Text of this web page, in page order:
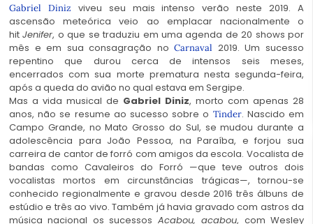
Gabriel Diniz
viveu seu mais intenso verão neste 2019. A
ascensão meteórica veio ao emplacar nacionalmente o
hitJenifer, o que se traduziu em uma agenda de 20 shows por
mês e em sua consagração noCarnaval 2019. Um sucesso
repentino que durou cerca de intensos seis meses,
encerrados com sua morte prematura nesta segunda-feira,
após a queda do avião no qual estava em Sergipe.
Mas a vida musical de Gabriel Diniz, morto com apenas 28
anos, não se resume ao sucesso sobre o Tinder. Nascido em
Campo Grande, no Mato Grosso do Sul, se mudou durante a
adolescência para João Pessoa, na Paraíba, e forjou sua
carreira de cantor de forró com amigos da escola. Vocalista de
bandas como Cavaleiros do Forró —que teve outros dois
vocalistas mortos em circunstâncias trágicas—, tornou-se
conhecido regionalmente e gravou desde 2016 três álbuns de
estúdio e três ao vivo. Também já havia gravado com astros da
música nacional os sucessos Acabou, acabou, com Wesley